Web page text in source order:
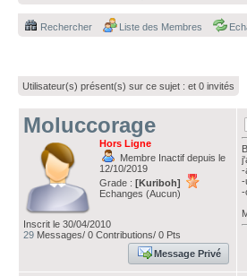
Rechercher Liste des Membres
Utilisateur(s) présent(s) sur ce sujet : et 0 invités
Moluccorage
Hors Ligne
Membre Inactif depuis le
12/10/2019
Grade : [Kuriboh]
Echanges (Aucun)
Inscrit le 30/04/2010
29 Messages/ 0 Contributions/ 0 Pts
Message Privé
-
-
-